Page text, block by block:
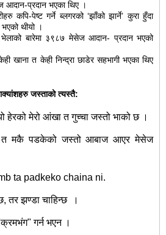
आदान-प्रदान भएका थिए ।
कपि-पेष्ट गर्ने ब्लगरको ‘झाँको झार्ने’ कुरा हुँदा
भएको थीयो ।
बारेमा ३९८७ मेसेज आदान- प्रदान भएको
खाना त केही निन्द्रा छाडेर सहभागी भएका थिए
जस्ताको त्यस्तै:
हेरको मेरो आंखा त गुच्चा जस्तो भाको छ ।
त मकै पडकेको जस्तो आबाज आएर मेसेज
ta padkeko chaina ni.
तर झण्डा चाहिन्छ ।
गर्न भएन ।